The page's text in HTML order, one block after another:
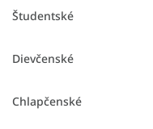
Študentské
Dievčenské
Chlapčenské